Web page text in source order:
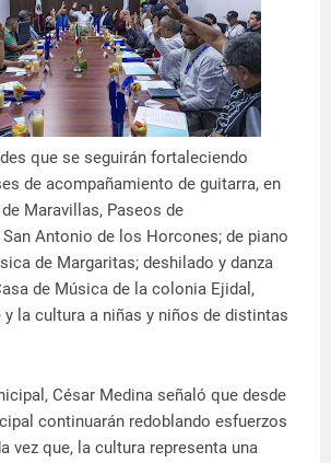
que se seguirán fortaleciendo
de acompañamiento de guitarra, en
Maravillas, Paseos de
Antonio de los Horcones; de piano
de Margaritas; deshilado y danza
de Música de la colonia Ejidal,
la cultura a niñas y niños de distintas
César Medina señaló que desde
continuarán redoblando esfuerzos
vez que, la cultura representa una